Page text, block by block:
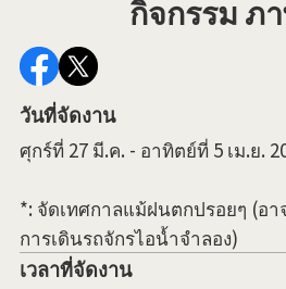
กิจกรรม ภ
วันที่จัดงาน
ศุกร์ที่ 27 มี.ค. - อาทิตย์ที่ 5 เม.ย.
*: จัดเทศกาลแม้ฝนตกปรอยๆ (อ
การเดินรถจักรไอน้ำจำลอง)
เวลาที่จัดงาน